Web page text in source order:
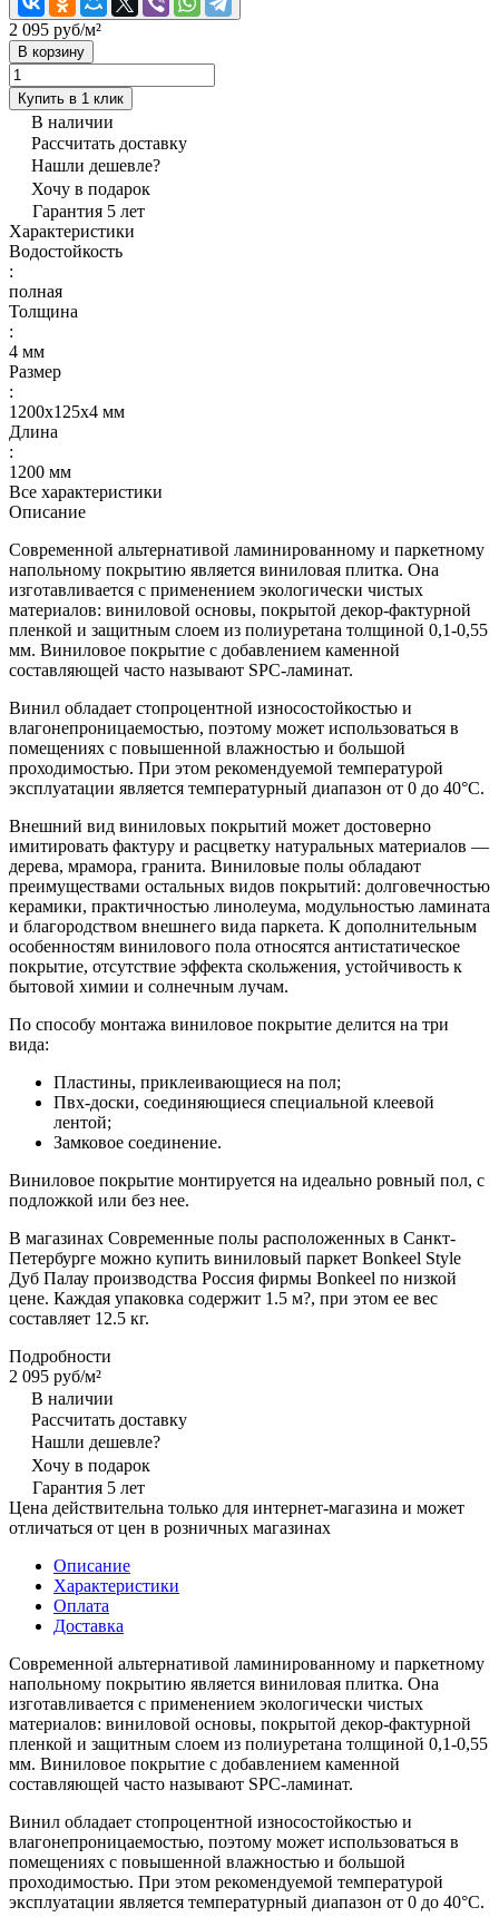
2 095 руб/м²
В корзину
Купить в 1 клик
В наличии
Рассчитать доставку
Нашли дешевле?
Хочу в подарок
Гарантия 5 лет
Характеристики
Водостойкость
:
полная
Толщина
:
4 мм
Размер
:
1200х125х4 мм
Длина
:
1200 мм
Все характеристики
Описание
Современной альтернативой ламинированному и паркетному
напольному покрытию является виниловая плитка. Она
изготавливается с применением экологически чистых
материалов: виниловой основы, покрытой декор-фактурной
пленкой и защитным слоем из полиуретана толщиной 0,1-0,55
мм. Виниловое покрытие с добавлением каменной
составляющей часто называют SPC-ламинат.
Винил обладает стопроцентной износостойкостью и
влагонепроницаемостью, поэтому может использоваться в
помещениях с повышенной влажностью и большой
проходимостью. При этом рекомендуемой температурой
эксплуатации является температурный диапазон от 0 до 40°С.
Внешний вид виниловых покрытий может достоверно
имитировать фактуру и расцветку натуральных материалов —
дерева, мрамора, гранита. Виниловые полы обладают
преимуществами остальных видов покрытий: долговечностью
керамики, практичностью линолеума, модульностью ламината
и благородством внешнего вида паркета. К дополнительным
особенностям винилового пола относятся антистатическое
покрытие, отсутствие эффекта скольжения, устойчивость к
бытовой химии и солнечным лучам.
По способу монтажа виниловое покрытие делится на три
вида:
Пластины, приклеивающиеся на пол;
Пвх-доски, соединяющиеся специальной клеевой
лентой;
Замковое соединение.
Виниловое покрытие монтируется на идеально ровный пол, с
подложкой или без нее.
В магазинах Современные полы расположенных в Санкт-
Петербурге можно купить виниловый паркет Bonkeel Style
Дуб Палау производства Россия фирмы Bonkeel по низкой
цене. Каждая упаковка содержит 1.5 м?, при этом ее вес
составляет 12.5 кг.
Подробности
2 095 руб/м²
В наличии
Рассчитать доставку
Нашли дешевле?
Хочу в подарок
Гарантия 5 лет
Цена действительна только для интернет-магазина и может
отличаться от цен в розничных магазинах
Описание
Характеристики
Оплата
Доставка
Современной альтернативой ламинированному и паркетному
напольному покрытию является виниловая плитка. Она
изготавливается с применением экологически чистых
материалов: виниловой основы, покрытой декор-фактурной
пленкой и защитным слоем из полиуретана толщиной 0,1-0,55
мм. Виниловое покрытие с добавлением каменной
составляющей часто называют SPC-ламинат.
Винил обладает стопроцентной износостойкостью и
влагонепроницаемостью, поэтому может использоваться в
помещениях с повышенной влажностью и большой
проходимостью. При этом рекомендуемой температурой
эксплуатации является температурный диапазон от 0 до 40°С.